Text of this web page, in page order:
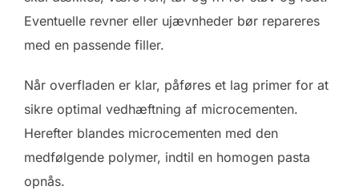
Eventuelle revner eller ujævnheder bør repareres
med en passende filler.
Når overfladen er klar, påføres et lag primer for at
sikre optimal vedhæftning af microcementen.
Herefter blandes microcementen med den
medfølgende polymer, indtil en homogen pasta
opnås.